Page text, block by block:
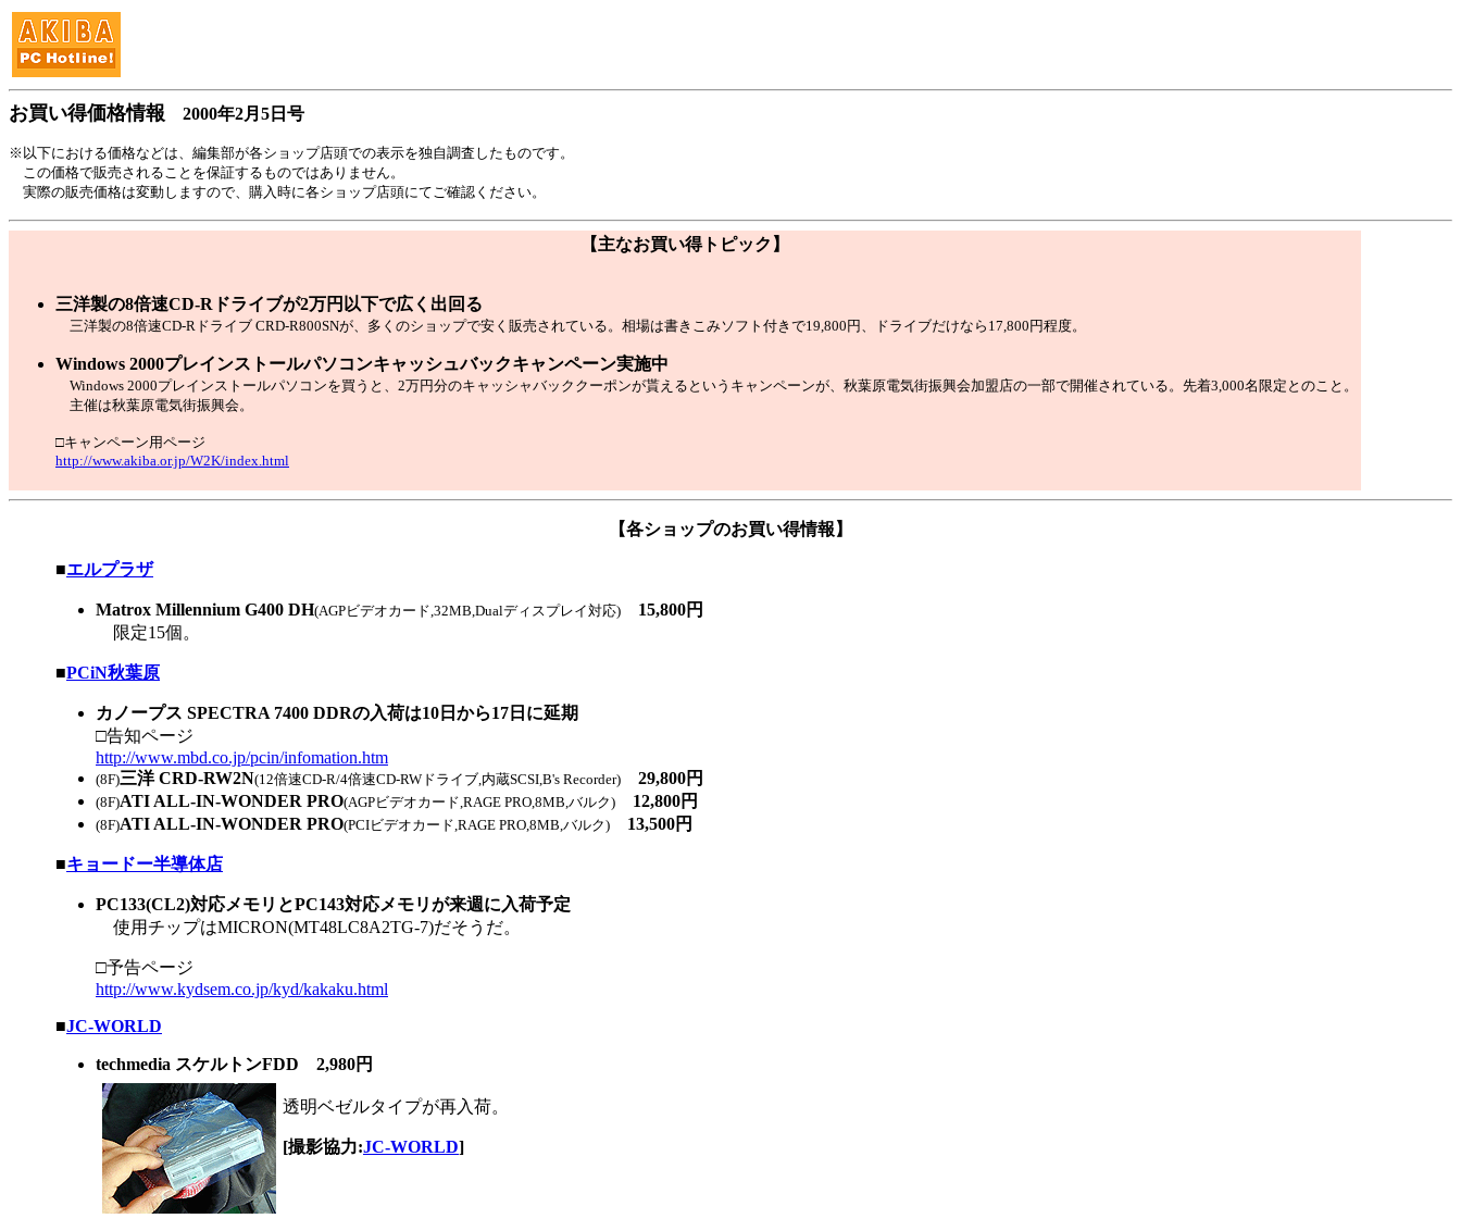
お買い得価格情報 2000年2月5日号
※以下における価格などは、編集部が各ショップ店頭での表示を独自調査したものです。
この価格で販売されることを保証するものではありません。
実際の販売価格は変動しますので、購入時に各ショップ店頭にてご確認ください。
【主なお買い得トピック】
三洋製の8倍速CD-Rドライブが2万円以下で広く出回る
三洋製の8倍速CD-Rドライブ CRD-R800SNが、多くのショップで安く販売されている。相場は書きこみソフト付きで19,800円、ドライブだけなら17,800円程度。
Windows 2000プレインストールパソコンキャッシュバックキャンペーン実施中
Windows 2000プレインストールパソコンを買うと、2万円分のキャッシャバッククーポンが貰えるというキャンペーンが、秋葉原電気街振興会加盟店の一部で開催されている。先着3,000名限定とのこと。
主催は秋葉原電気街振興会。
□キャンペーン用ページ
http://www.akiba.or.jp/W2K/index.html
【各ショップのお買い得情報】
■エルプラザ
Matrox Millennium G400 DH(AGPビデオカード,32MB,Dualディスプレイ対応) 15,800円
限定15個。
■PCiN秋葉原
カノープス SPECTRA 7400 DDRの入荷は10日から17日に延期
□告知ページ
http://www.mbd.co.jp/pcin/infomation.htm
(8F)三洋 CRD-RW2N(12倍速CD-R/4倍速CD-RWドライブ,内蔵SCSI,B's Recorder) 29,800円
(8F)ATI ALL-IN-WONDER PRO(AGPビデオカード,RAGE PRO,8MB,バルク) 12,800円
(8F)ATI ALL-IN-WONDER PRO(PCIビデオカード,RAGE PRO,8MB,バルク) 13,500円
■キョードー半導体店
PC133(CL2)対応メモリとPC143対応メモリが来週に入荷予定
使用チップはMICRON(MT48LC8A2TG-7)だそうだ。
□予告ページ
http://www.kydsem.co.jp/kyd/kakaku.html
■JC-WORLD
techmedia スケルトンFDD 2,980円
透明ベゼルタイプが再入荷。
[撮影協力:JC-WORLD]